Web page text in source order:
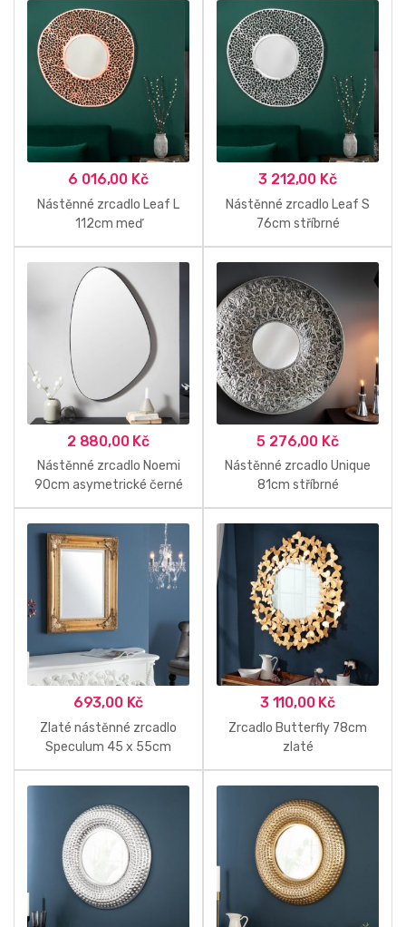
6 016,00 Kč
Nástěnné zrcadlo Leaf L
112cm meď
3 212,00 Kč
Nástěnné zrcadlo Leaf S
76cm stříbrné
2 880,00 Kč
Nástěnné zrcadlo Noemi
90cm asymetrické černé
5 276,00 Kč
Nástěnné zrcadlo Unique
81cm stříbrné
693,00 Kč
Zlaté nástěnné zrcadlo
Speculum 45 x 55cm
3 110,00 Kč
Zrcadlo Butterfly 78cm
zlaté